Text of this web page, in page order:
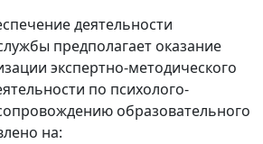
деятельности
предполагает оказание
экспертно-методического
по психолого-
образовательного
на: